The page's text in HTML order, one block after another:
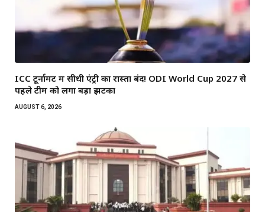
ICC टूर्नामेंट में सीधी एंट्री का रास्ता बंद! ODI World Cup 2027 से
पहले टीम को लगा बड़ा झटका
AUGUST 6, 2026